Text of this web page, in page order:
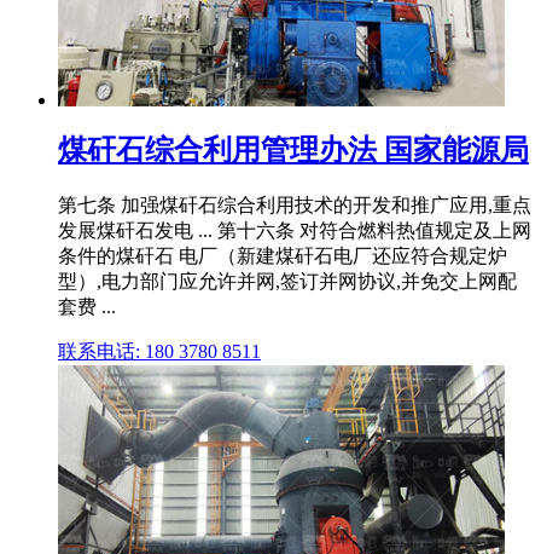
煤矸石综合利用管理办法 国家能源局
第七条 加强煤矸石综合利用技术的开发和推广应用,重点
发展煤矸石发电 ... 第十六条 对符合燃料热值规定及上网
条件的煤矸石 电厂（新建煤矸石电厂还应符合规定炉
型）,电力部门应允许并网,签订并网协议,并免交上网配
套费 ...
联系电话: 180 3780 8511